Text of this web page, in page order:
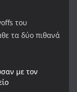
του
τα δύο πιθανά
με τον